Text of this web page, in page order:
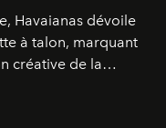
Havaianas dévoile
à talon, marquant
créative de la